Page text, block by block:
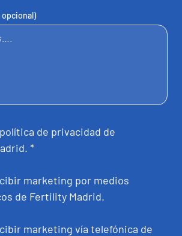
de privacidad de
*
marketing por medios
de Fertility Madrid.
marketing vía telefónica de